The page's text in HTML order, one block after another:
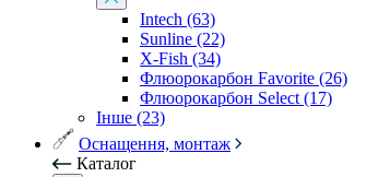
Intech (63)
Sunline (22)
X-Fish (34)
Флюорокарбон Favorite (26)
Флюорокарбон Select (17)
Інше (23)
Оснащення, монтаж
Каталог